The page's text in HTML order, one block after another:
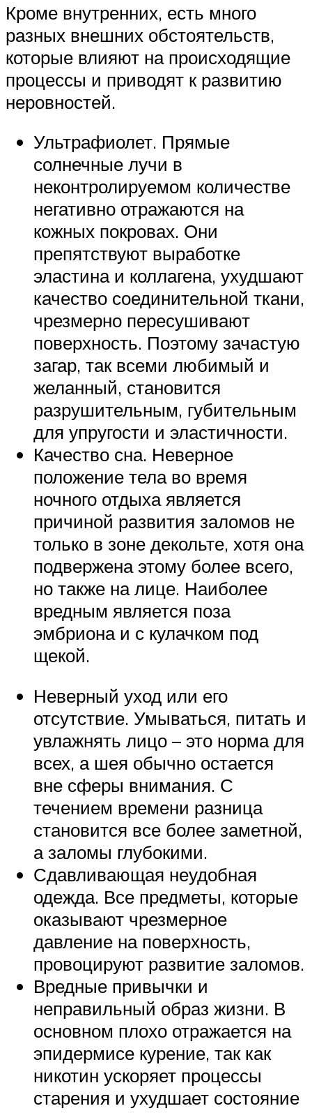
Кроме внутренних, есть много
разных внешних обстоятельств,
которые влияют на происходящие
процессы и приводят к развитию
неровностей.
Ультрафиолет. Прямые
солнечные лучи в
неконтролируемом количестве
негативно отражаются на
кожных покровах. Они
препятствуют выработке
эластина и коллагена, ухудшают
качество соединительной ткани,
чрезмерно пересушивают
поверхность. Поэтому зачастую
загар, так всеми любимый и
желанный, становится
разрушительным, губительным
для упругости и эластичности.
Качество сна. Неверное
положение тела во время
ночного отдыха является
причиной развития заломов не
только в зоне декольте, хотя она
подвержена этому более всего,
но также на лице. Наиболее
вредным является поза
эмбриона и с кулачком под
щекой.
Неверный уход или его
отсутствие. Умываться, питать и
увлажнять лицо – это норма для
всех, а шея обычно остается
вне сферы внимания. С
течением времени разница
становится все более заметной,
а заломы глубокими.
Сдавливающая неудобная
одежда. Все предметы, которые
оказывают чрезмерное
давление на поверхность,
провоцируют развитие заломов.
Вредные привычки и
неправильный образ жизни. В
основном плохо отражается на
эпидермисе курение, так как
никотин ускоряет процессы
старения и ухудшает состояние